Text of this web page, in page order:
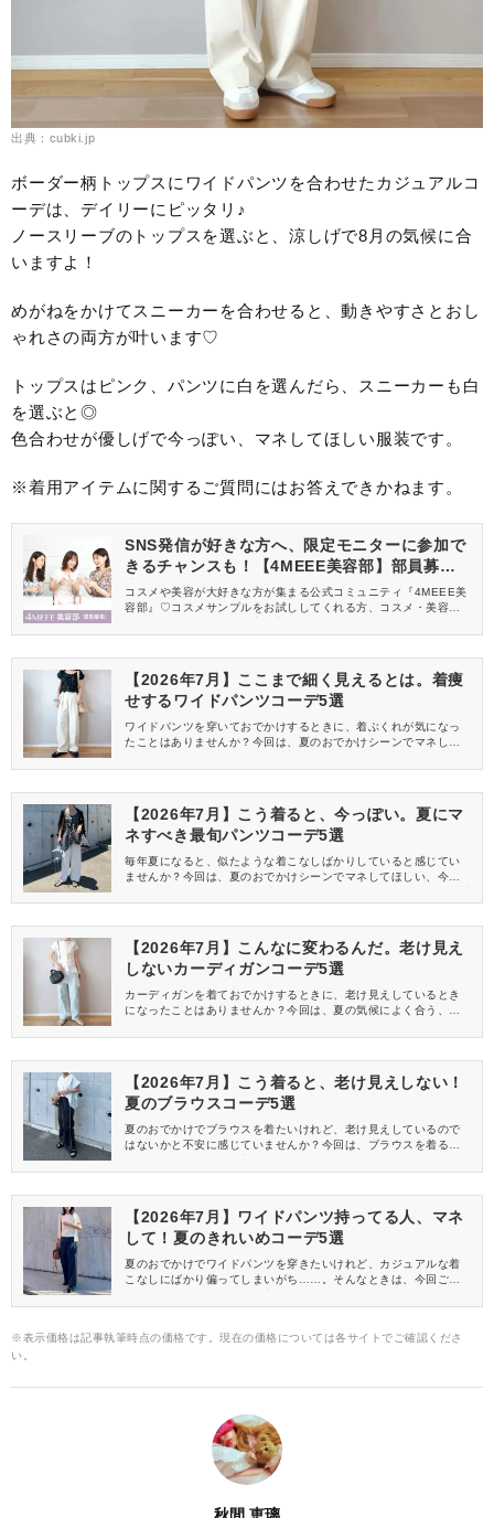
出典：cubki.jp
ボーダー柄トップスにワイドパンツを合わせたカジュアルコ
ーデは、デイリーにピッタリ♪
ノースリーブのトップスを選ぶと、涼しげで8月の気候に合
いますよ！
めがねをかけてスニーカーを合わせると、動きやすさとおし
ゃれさの両方が叶います♡
トップスはピンク、パンツに白を選んだら、スニーカーも白
を選ぶと◎
色合わせが優しげで今っぽい、マネしてほしい服装です。
※着用アイテムに関するご質問にはお答えできかねます。
SNS発信が好きな方へ、限定モニターに参加で
きるチャンスも！【4MEEE美容部】部員募集
中
コスメや美容が大好きな方が集まる公式コミュニティ『4MEEE美
容部』♡コスメサンプルをお試ししてくれる方、コスメ・美容情報
【2026年7月】ここまで細く見えるとは。着痩
せするワイドパンツコーデ5選
ワイドパンツを穿いておでかけするときに、着ぶくれが気になっ
たことはありませんか？今回は、夏のおでかけシーンでマネして
【2026年7月】こう着ると、今っぽい。夏にマ
ネすべき最旬パンツコーデ5選
毎年夏になると、似たような着こなしばかりしていると感じてい
ませんか？今回は、夏のおでかけシーンでマネしてほしい、今っ
適に過ごせるのもポイントですよ♪
【2026年7月】こんなに変わるんだ。老け見え
しないカーディガンコーデ5選
カーディガンを着ておでかけするときに、老け見えしているとき
になったことはありませんか？今回は、夏の気候によく合う、カ
しゃれな着こなしばかりなので、要チェックですよ♪
【2026年7月】こう着ると、老け見えしない！
夏のブラウスコーデ5選
夏のおでかけでブラウスを着たいけれど、老け見えしているので
はないかと不安に感じていませんか？今回は、ブラウスを着ると
【2026年7月】ワイドパンツ持ってる人、マネ
して！夏のきれいめコーデ5選
夏のおでかけでワイドパンツを穿きたいけれど、カジュアルな着
こなしにばかり偏ってしまいがち……。そんなときは、今回ご紹
※表示価格は記事執筆時点の価格です。現在の価格については各サイトでご確認くださ
い。
秋間 恵璃